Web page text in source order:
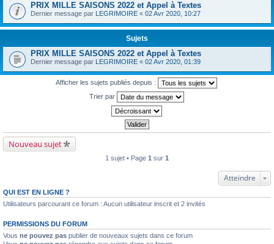
PRIX MILLE SAISONS 2022 et Appel à Textes
Dernier message par LEGRIMOIRE « 02 Avr 2020, 10:27
Sujets
PRIX MILLE SAISONS 2022 et Appel à Textes
Dernier message par LEGRIMOIRE « 02 Avr 2020, 01:39
Afficher les sujets publiés depuis :
Trier par
Nouveau sujet
1 sujet • Page 1 sur 1
Atteindre
QUI EST EN LIGNE ?
Utilisateurs parcourant ce forum : Aucun utilisateur inscrit et 2 invités
PERMISSIONS DU FORUM
Vous ne pouvez pas publier de nouveaux sujets dans ce forum